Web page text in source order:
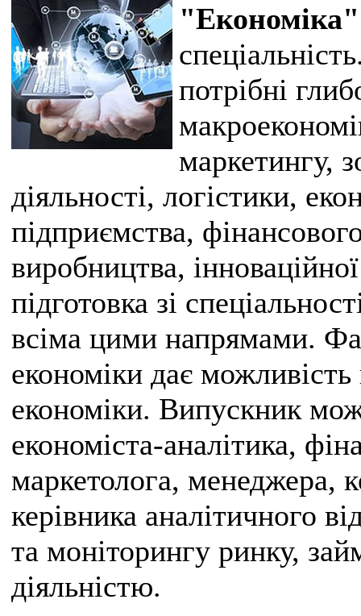
"Економіка"
потрібні
маркетингу,
діяльності, логістики,
підприємства,
виробництва,
підготовка зі
всіма цими напрямами.
економіки дає
економіки. Випускник
економіста-аналітика,
маркетолога, менеджера,
керівника аналітичного
та моніторингу ринку,
діяльністю.